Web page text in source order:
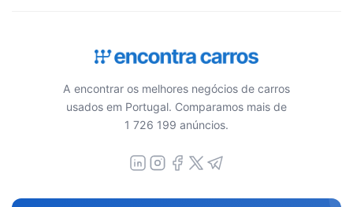
A encontrar os melhores negócios de carros
usados em Portugal. Comparamos mais de
1 726 199 anúncios.